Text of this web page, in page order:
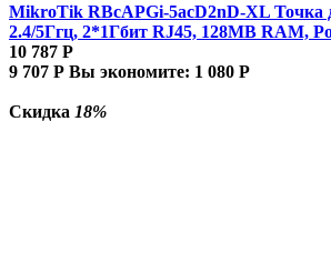
MikroTik RBcAPGi-5acD2nD-XL Точка
2.4/5Ггц, 2*1Гбит RJ45, 128MB RAM,
10 787 Р
9 707 Р Вы экономите: 1 080 Р
Скидка 18%